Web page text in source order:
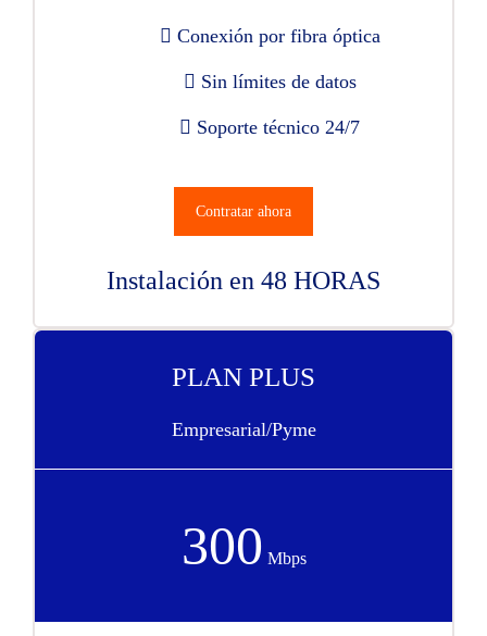
Conexión por fibra óptica
Sin límites de datos
Soporte técnico 24/7
Contratar ahora
Instalación en 48 HORAS
PLAN PLUS
Empresarial/Pyme
300 Mbps